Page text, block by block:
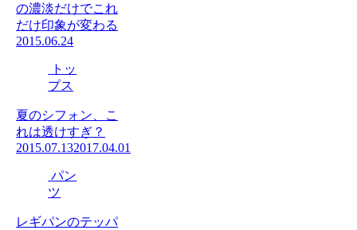
の濃淡だけでこれ
だけ印象が変わる
2015.06.24
トッ
プス
夏のシフォン、こ
れは透けすぎ？
2015.07.132017.04.01
パン
ツ
レギパンのテッパ